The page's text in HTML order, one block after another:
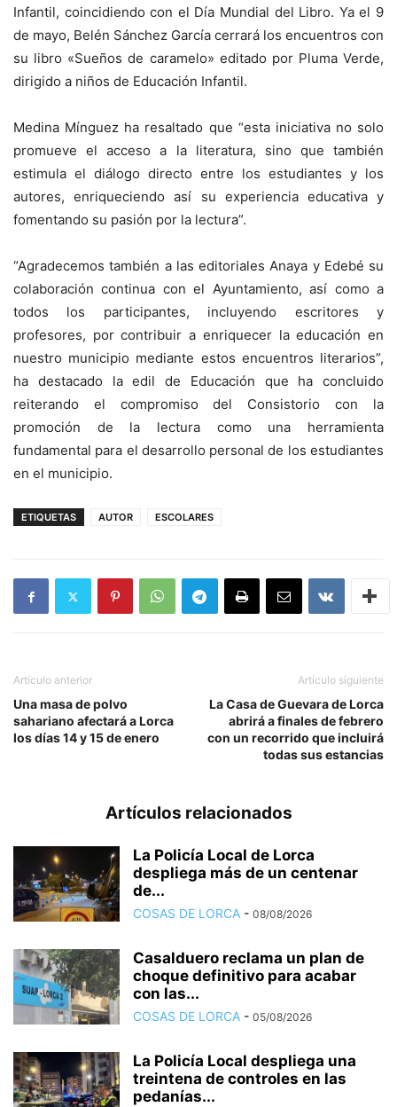
Infantil, coincidiendo con el Día Mundial del Libro. Ya el 9
de mayo, Belén Sánchez García cerrará los encuentros con
su libro «Sueños de caramelo» editado por Pluma Verde,
dirigido a niños de Educación Infantil.
Medina Mínguez ha resaltado que “esta iniciativa no solo
promueve el acceso a la literatura, sino que también
estimula el diálogo directo entre los estudiantes y los
autores, enriqueciendo así su experiencia educativa y
fomentando su pasión por la lectura”.
“Agradecemos también a las editoriales Anaya y Edebé su
colaboración continua con el Ayuntamiento, así como a
todos los participantes, incluyendo escritores y
profesores, por contribuir a enriquecer la educación en
nuestro municipio mediante estos encuentros literarios”,
ha destacado la edil de Educación que ha concluido
reiterando el compromiso del Consistorio con la
promoción de la lectura como una herramienta
fundamental para el desarrollo personal de los estudiantes
en el municipio.
ETIQUETAS AUTOR ESCOLARES
Artículo anterior
Una masa de polvo
sahariano afectará a Lorca
los días 14 y 15 de enero
Artículo siguiente
La Casa de Guevara de Lorca
abrirá a finales de febrero
con un recorrido que incluirá
todas sus estancias
Artículos relacionados
La Policía Local de Lorca
despliega más de un centenar
de...
COSAS DE LORCA - 08/08/2026
Casalduero reclama un plan de
choque definitivo para acabar
con las...
COSAS DE LORCA - 05/08/2026
La Policía Local despliega una
treintena de controles en las
pedanías...